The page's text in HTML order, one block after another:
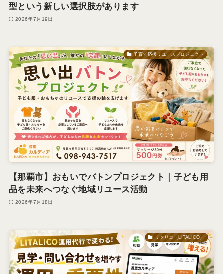
型という新しい選択肢があります
2026年7月19日
子育て応援リユースプロジェクト
【那覇市】おもいでバトンプロジェクト｜子ども用
品を未来へつなぐ地域リユース活動
2026年7月18日
リタリコ（LITALICO）